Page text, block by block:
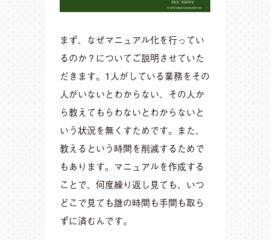
まず、なぜマニュアル化を行ってい
るのか？についてご説明させていた
だきます。1人がしている業務をその
人がいないとわからない、その人か
ら教えてもらわないとわからないと
いう状況を無くすためです。また、
教えるという時間を削減するためで
もあります。マニュアルを作成する
ことで、何度繰り返し見ても、いつ
どこで見ても誰の時間も手間も取ら
ずに済むんです。